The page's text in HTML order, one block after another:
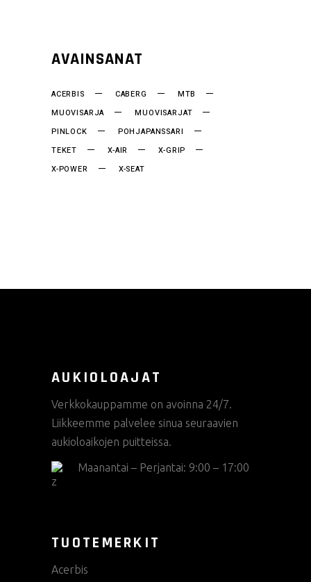
AVAINSANAT
ACERBIS CABERG
MTB
MUOVISARJA
MUOVISARJAT
PINLOCK
POHJAPANSSARI
TEKET
X-AIR
X-GRIP
X-POWER
X-SEAT
AUKIOLOAJAT
Verkkokauppamme on avoinna 24/7.
Liikkeemme palvelee sinua seuraavien
aukioloaikojen puitteissa.
Maanantai – Perjantai: 9:00 – 17:00
TUOTEMERKIT
Acerbis